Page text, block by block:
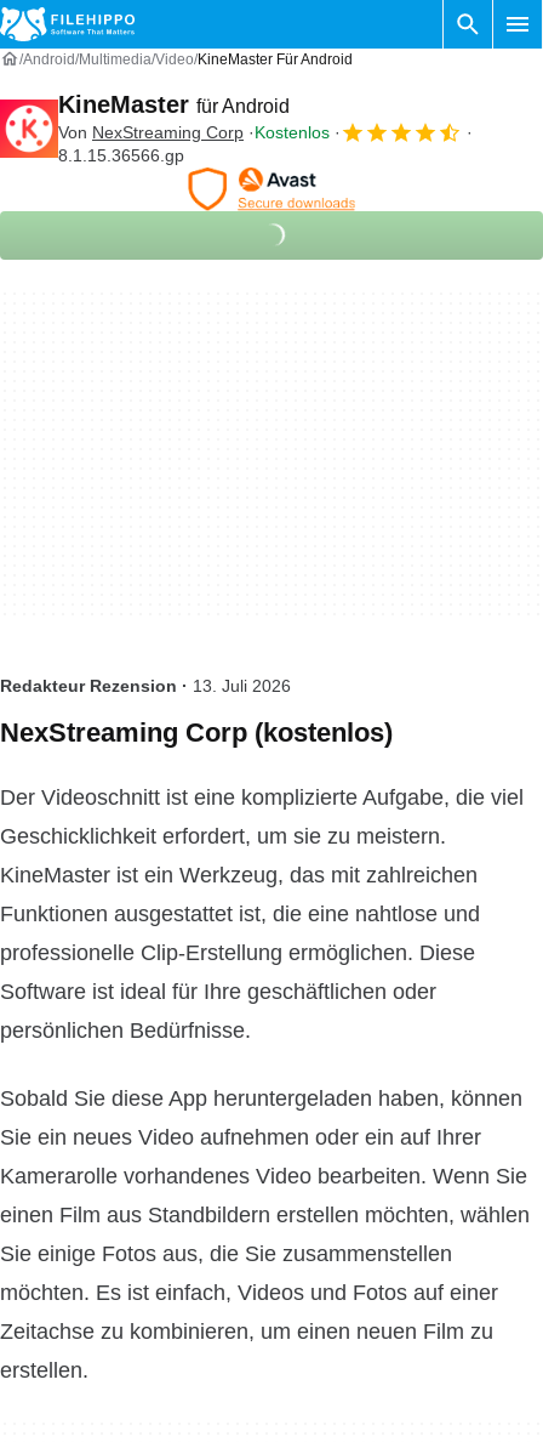
Android Multimedia Video KineMaster Für Android
KineMaster für Android
Von NexStreaming Corp
Kostenlos
8.1.15.36566.gp
Redakteur Rezension · 13. Juli 2026
NexStreaming Corp (kostenlos)
Der Videoschnitt ist eine komplizierte Aufgabe, die viel
Geschicklichkeit erfordert, um sie zu meistern.
KineMaster ist ein Werkzeug, das mit zahlreichen
Funktionen ausgestattet ist, die eine nahtlose und
professionelle Clip-Erstellung ermöglichen. Diese
Software ist ideal für Ihre geschäftlichen oder
persönlichen Bedürfnisse.
Sobald Sie diese App heruntergeladen haben, können
Sie ein neues Video aufnehmen oder ein auf Ihrer
Kamerarolle vorhandenes Video bearbeiten. Wenn Sie
einen Film aus Standbildern erstellen möchten, wählen
Sie einige Fotos aus, die Sie zusammenstellen
möchten. Es ist einfach, Videos und Fotos auf einer
Zeitachse zu kombinieren, um einen neuen Film zu
erstellen.